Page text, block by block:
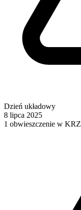
Dzień układowy
8 lipca 2025
1 obwieszczenie w KRZ